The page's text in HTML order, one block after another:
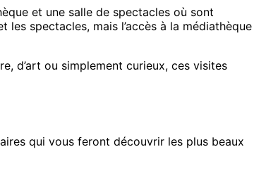
et une salle de spectacles où sont
spectacles, mais l’accès à la médiathèque
d’art ou simplement curieux, ces visites
qui vous feront découvrir les plus beaux